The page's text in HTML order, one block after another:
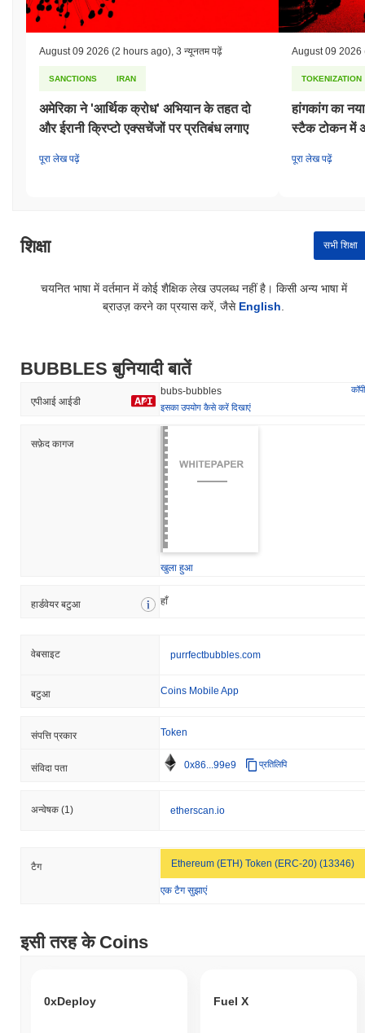
August 09 2026 (2 hours ago) 3 न्यूनतम पढ़ें
SANCTIONS IRAN
अमेरिका ने 'आर्थिक क्रोध' अभियान के तहत दो
और ईरानी क्रिप्टो एक्सचेंजों पर प्रतिबंध लगाए
पूरा लेख पढ़ें
August 09 2026
TOKENIZATION
हांगकांग का
स्टैक टोकन में
पूरा लेख पढ़ें
शिक्षा सभी शिक्षा
चयनित भाषा में वर्तमान में कोई शैक्षिक लेख उपलब्ध नहीं है। किसी अन्य भाषा में
ब्राउज़ करने का प्रयास करें, जैसे English
BUBBLES बुनियादी बातें
एपीआई आईडी
bubs-bubbles
कॉपी
इसका उपयोग कैसे करें दिखाएं
सफ़ेद कागज
खुला हुआ
हार्डवेयर बटुआ हाँ
वेबसाइट purrfectbubbles.com
बटुआ Coins Mobile App
संपत्ति प्रकार Token
संविदा पता 0x86...99e9 प्रतिलिपि
अन्वेषक (1) etherscan.io
टैग Ethereum (ETH) Token (ERC-20) (13346)
एक टैग सुझाएं
इसी तरह के Coins
0xDeploy Fuel X